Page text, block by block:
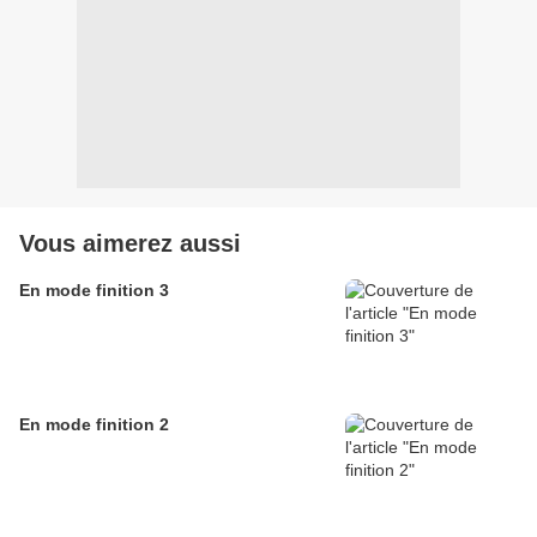
Vous aimerez aussi
En mode finition 3
En mode finition 2